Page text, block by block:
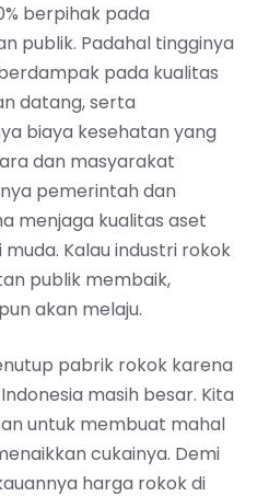
berpihak pada
publik. Padahal tingginya
pada kualitas
datang, serta
biaya kesehatan yang
dan masyarakat
pemerintah dan
menjaga kualitas aset
Kalau industri rokok
publik membaik,
akan melaju.
pabrik rokok karena
masih besar. Kita
untuk membuat mahal
cukainya. Demi
harga rokok di